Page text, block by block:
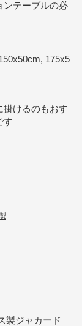
ンテーブルの必
175x5
掛けるのもおす
す
製ジャカード